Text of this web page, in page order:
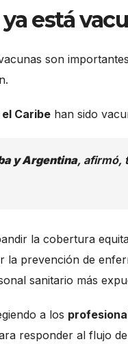
está
son
Caribe han sido
y Argentina, afirmó,
la cobertura
la prevención de
sanitario más
a los
responder al flujo